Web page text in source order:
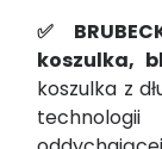
koszulka,
koszulka z